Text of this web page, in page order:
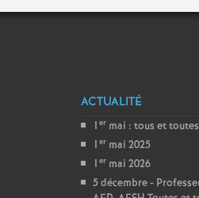
ACTUALITÉ
1 er mai : tous et
1 er mai 2025
1 er mai 2026
5 décembre -